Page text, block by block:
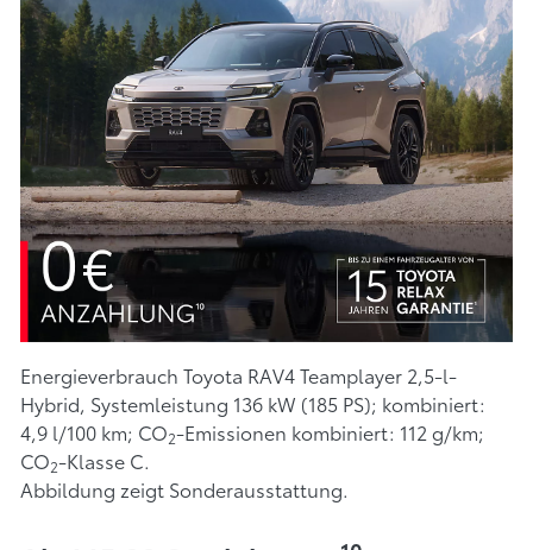
Energieverbrauch Toyota RAV4 Teamplayer 2,5-l-
Hybrid, Systemleistung 136 kW (185 PS); kombiniert:
4,9 l/100 km; CO2-Emissionen kombiniert: 112 g/km;
CO2-Klasse C.
Abbildung zeigt Sonderausstattung.